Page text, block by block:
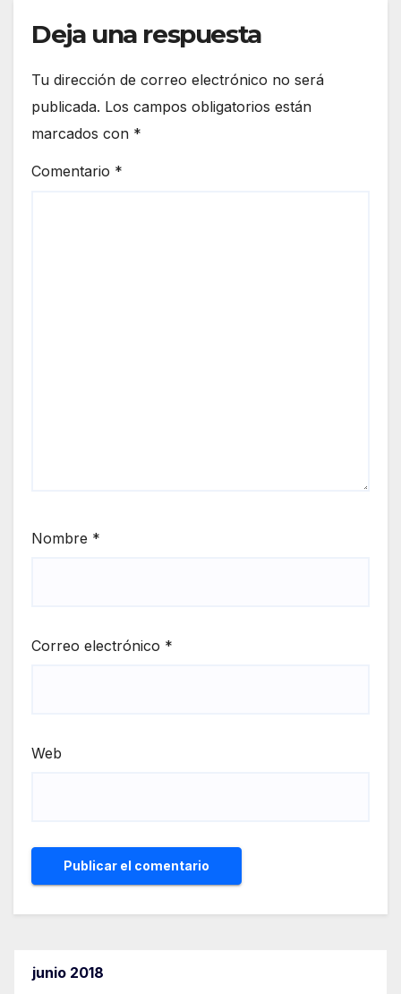
Deja una respuesta
Tu dirección de correo electrónico no será
publicada. Los campos obligatorios están
marcados con *
Comentario *
Nombre *
Correo electrónico *
Web
junio 2018